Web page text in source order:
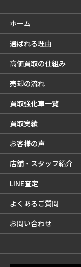
ホーム
選ばれる理由
高価買取の仕組み
売却の流れ
買取強化車一覧
買取実績
お客様の声
店舗・スタッフ紹介
LINE査定
よくあるご質問
お問い合わせ